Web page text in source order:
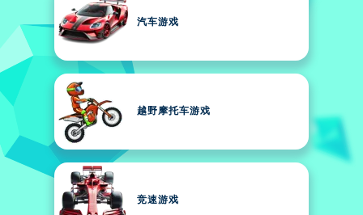
汽车游戏
越野摩托车游戏
竞速游戏